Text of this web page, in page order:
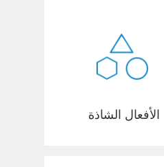
الأفعال الشاذة